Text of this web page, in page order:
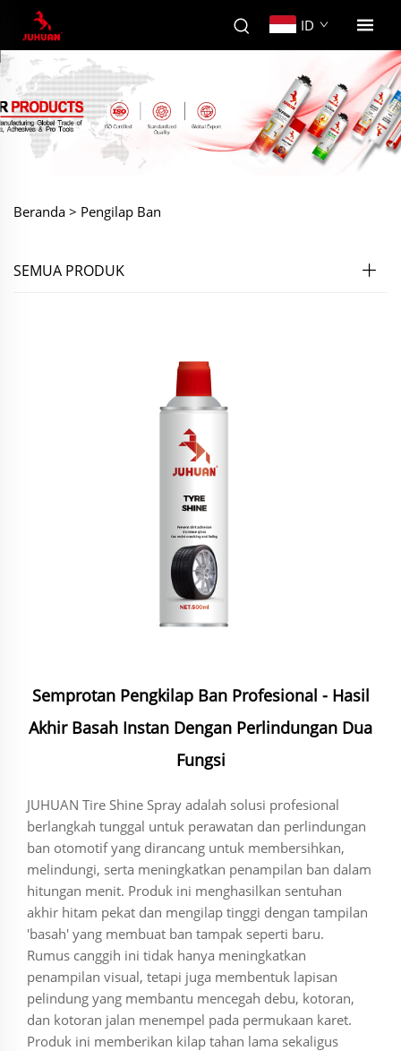
ID
Beranda > Pengilap Ban
SEMUA PRODUK
Semprotan Pengkilap Ban Profesional - Hasil
Akhir Basah Instan Dengan Perlindungan Dua
Fungsi
JUHUAN Tire Shine Spray adalah solusi profesional
berlangkah tunggal untuk perawatan dan perlindungan
ban otomotif yang dirancang untuk membersihkan,
melindungi, serta meningkatkan penampilan ban dalam
hitungan menit. Produk ini menghasilkan sentuhan
akhir hitam pekat dan mengilap tinggi dengan tampilan
'basah' yang membuat ban tampak seperti baru.
Rumus canggih ini tidak hanya meningkatkan
penampilan visual, tetapi juga membentuk lapisan
pelindung yang membantu mencegah debu, kotoran,
dan kotoran jalan menempel pada permukaan karet.
Produk ini memberikan kilap tahan lama sekaligus